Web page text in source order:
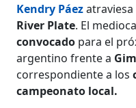
Kendry Páez
River Plate. El
convocado para el
argentino frente a
correspondiente a los
campeonato local.